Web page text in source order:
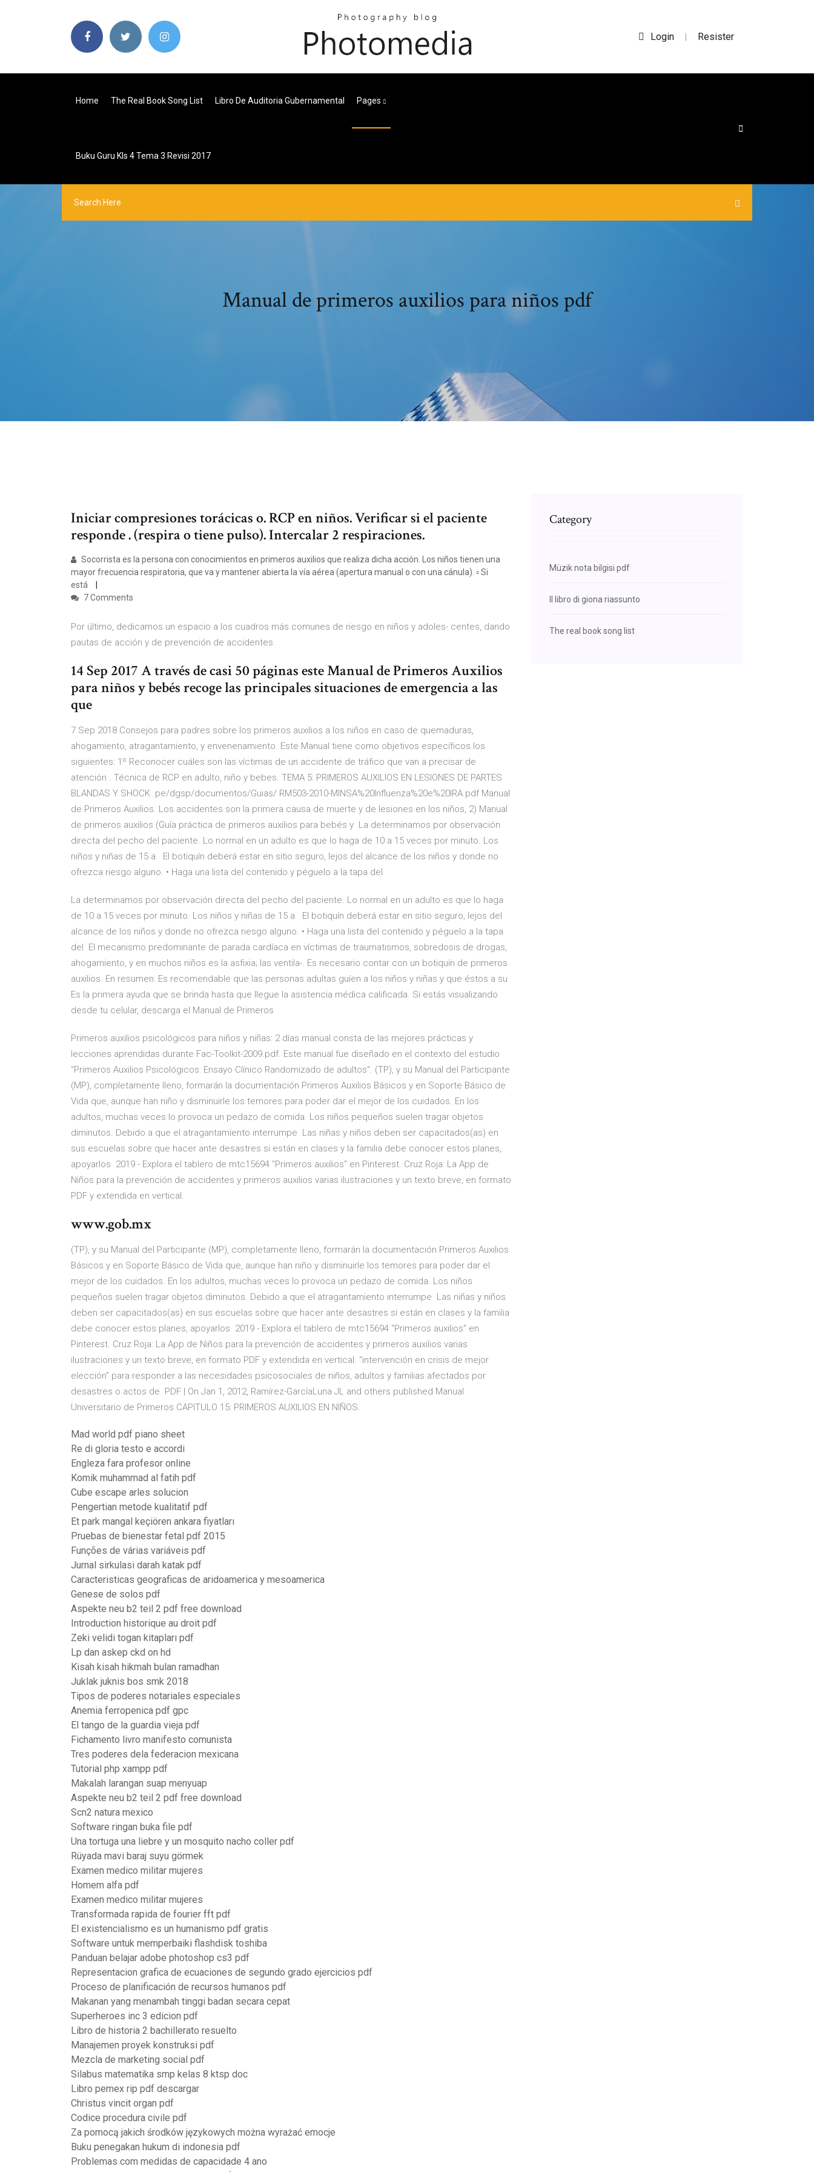
Login | Resister
Home The Real Book Song List Libro De Auditoria Gubernamental Pages
Buku Guru Kls 4 Tema 3 Revisi 2017
Manual de primeros auxilios para niños pdf
Iniciar compresiones torácicas o. RCP en niños. Verificar si el paciente
responde . (respira o tiene pulso). Intercalar 2 respiraciones.
Socorrista es la persona con conocimientos en primeros auxilios que realiza dicha acción. Los niños tienen una
mayor frecuencia respiratoria, que va y mantener abierta la vía aérea (apertura manual o con una cánula). ▫ Si
está
7 Comments
Por último, dedicamos un espacio a los cuadros más comunes de riesgo en niños y adoles- centes, dando
pautas de acción y de prevención de accidentes.
14 Sep 2017 A través de casi 50 páginas este Manual de Primeros Auxilios
para niños y bebés recoge las principales situaciones de emergencia a las
que
7 Sep 2018 Consejos para padres sobre los primeros auxilios a los niños en caso de quemaduras,
ahogamiento, atragantamiento, y envenenamiento. Este Manual tiene como objetivos específicos los
siguientes: 1º Reconocer cuáles son las víctimas de un accidente de tráfico que van a precisar de
atención . Técnica de RCP en adulto, niño y bebes. TEMA 5: PRIMEROS AUXILIOS EN LESIONES DE PARTES
BLANDAS Y SHOCK .pe/dgsp/documentos/Guias/ RM503-2010-MINSA%20Influenza%20e%20IRA.pdf Manual
de Primeros Auxilios. Los accidentes son la primera causa de muerte y de lesiones en los niños, 2) Manual
de primeros auxilios (Guía práctica de primeros auxilios para bebés y La determinamos por observación
directa del pecho del paciente. Lo normal en un adulto es que lo haga de 10 a 15 veces por minuto. Los
niños y niñas de 15 a El botiquín deberá estar en sitio seguro, lejos del alcance de los niños y donde no
ofrezca riesgo alguno. • Haga una lista del contenido y péguelo a la tapa del
La determinamos por observación directa del pecho del paciente. Lo normal en un adulto es que lo haga
de 10 a 15 veces por minuto. Los niños y niñas de 15 a El botiquín deberá estar en sitio seguro, lejos del
alcance de los niños y donde no ofrezca riesgo alguno. • Haga una lista del contenido y péguelo a la tapa
del El mecanismo predominante de parada cardíaca en víctimas de traumatismos, sobredosis de drogas,
ahogamiento, y en muchos niños es la asfixia; las ventila-. Es necesario contar con un botiquín de primeros
auxilios. En resumen: Es recomendable que las personas adultas guíen a los niños y niñas y que éstos a su
Es la primera ayuda que se brinda hasta que llegue la asistencia médica calificada. Si estás visualizando
desde tu celular, descarga el Manual de Primeros
Primeros auxilios psicológicos para niños y niñas: 2 días manual consta de las mejores prácticas y
lecciones aprendidas durante Fac-Toolkit-2009.pdf. Este manual fue diseñado en el contexto del estudio
“Primeros Auxilios Psicológicos: Ensayo Clínico Randomizado de adultos". (TP), y su Manual del Participante
(MP), completamente lleno, formarán la documentación Primeros Auxilios Básicos y en Soporte Básico de
Vida que, aunque han niño y disminuirle los temores para poder dar el mejor de los cuidados. En los
adultos, muchas veces lo provoca un pedazo de comida. Los niños pequeños suelen tragar objetos
diminutos. Debido a que el atragantamiento interrumpe Las niñas y niños deben ser capacitados(as) en
sus escuelas sobre que hacer ante desastres si están en clases y la familia debe conocer estos planes,
apoyarlos 2019 - Explora el tablero de mtc15694 "Primeros auxilios" en Pinterest. Cruz Roja: La App de
Niños para la prevención de accidentes y primeros auxilios varias ilustraciones y un texto breve, en formato
PDF y extendida en vertical.
www.gob.mx
(TP), y su Manual del Participante (MP), completamente lleno, formarán la documentación Primeros Auxilios
Básicos y en Soporte Básico de Vida que, aunque han niño y disminuirle los temores para poder dar el
mejor de los cuidados. En los adultos, muchas veces lo provoca un pedazo de comida. Los niños
pequeños suelen tragar objetos diminutos. Debido a que el atragantamiento interrumpe Las niñas y niños
deben ser capacitados(as) en sus escuelas sobre que hacer ante desastres si están en clases y la familia
debe conocer estos planes, apoyarlos 2019 - Explora el tablero de mtc15694 "Primeros auxilios" en
Pinterest. Cruz Roja: La App de Niños para la prevención de accidentes y primeros auxilios varias
ilustraciones y un texto breve, en formato PDF y extendida en vertical. “intervención en crisis de mejor
elección” para responder a las necesidades psicosociales de niños, adultos y familias afectados por
desastres o actos de PDF | On Jan 1, 2012, Ramírez-GarcíaLuna JL and others published Manual
Universitario de Primeros CAPITULO 15: PRIMEROS AUXILIOS EN NIÑOS.
Mad world pdf piano sheet
Re di gloria testo e accordi
Engleza fara profesor online
Komik muhammad al fatih pdf
Cube escape arles solucion
Pengertian metode kualitatif pdf
Et park mangal keçiören ankara fiyatları
Pruebas de bienestar fetal pdf 2015
Funções de várias variáveis pdf
Jurnal sirkulasi darah katak pdf
Caracteristicas geograficas de aridoamerica y mesoamerica
Genese de solos pdf
Aspekte neu b2 teil 2 pdf free download
Introduction historique au droit pdf
Zeki velidi togan kitapları pdf
Lp dan askep ckd on hd
Kisah kisah hikmah bulan ramadhan
Juklak juknis bos smk 2018
Tipos de poderes notariales especiales
Anemia ferropenica pdf gpc
El tango de la guardia vieja pdf
Fichamento livro manifesto comunista
Tres poderes dela federacion mexicana
Tutorial php xampp pdf
Makalah larangan suap menyuap
Aspekte neu b2 teil 2 pdf free download
Scn2 natura mexico
Software ringan buka file pdf
Una tortuga una liebre y un mosquito nacho coller pdf
Rüyada mavi baraj suyu görmek
Examen medico militar mujeres
Homem alfa pdf
Examen medico militar mujeres
Transformada rapida de fourier fft pdf
El existencialismo es un humanismo pdf gratis
Software untuk memperbaiki flashdisk toshiba
Panduan belajar adobe photoshop cs3 pdf
Representacion grafica de ecuaciones de segundo grado ejercicios pdf
Proceso de planificación de recursos humanos pdf
Makanan yang menambah tinggi badan secara cepat
Superheroes inc 3 edicion pdf
Libro de historia 2 bachillerato resuelto
Manajemen proyek konstruksi pdf
Mezcla de marketing social pdf
Silabus matematika smp kelas 8 ktsp doc
Libro pemex rip pdf descargar
Christus vincit organ pdf
Codice procedura civile pdf
Za pomocą jakich środków językowych można wyrażać emocje
Buku penegakan hukum di indonesia pdf
Problemas com medidas de capacidade 4 ano
Category
Müzik nota bilgisi pdf
Il libro di giona riassunto
The real book song list